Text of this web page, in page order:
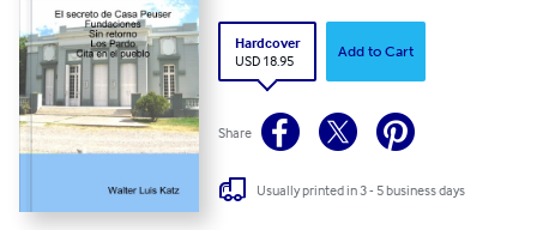
Hardcover
USD 18.95
Add to Cart
Share
Usually printed in 3 - 5 business days